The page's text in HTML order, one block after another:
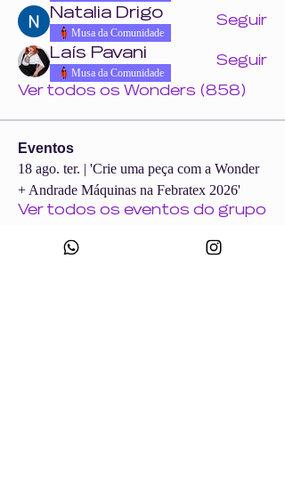
Natalia Drigo
Musa da Comunidade
Seguir
Laís Pavani
Musa da Comunidade
Seguir
Ver todos os Wonders (858)
Eventos
18 ago. ter. | 'Crie uma peça com a Wonder
+ Andrade Máquinas na Febratex 2026'
Ver todos os eventos do grupo